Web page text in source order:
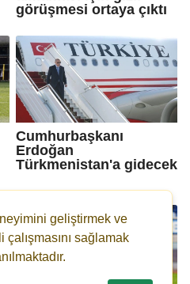
görüşmesi ortaya çıktı
Cumhurbaşkanı
Erdoğan
Türkmenistan'a gidecek
geliştirmek ve
sağlamak